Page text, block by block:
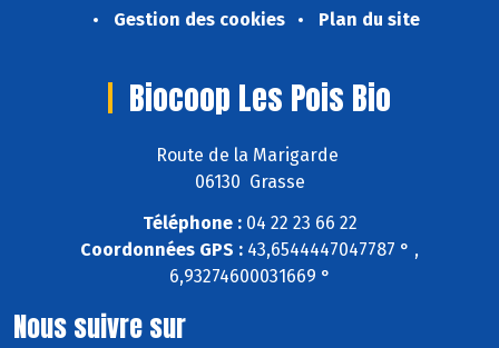
Gestion des cookies
Plan du site
Biocoop Les Pois Bio
Route de la Marigarde
06130 Grasse
Téléphone :04 22 23 66 22
Coordonnées GPS : 43,6544447047787 ° ,
6,93274600031669 °
Nous suivre sur